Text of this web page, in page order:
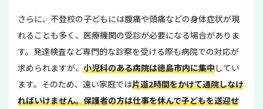
さらに、不登校の子どもには腹痛や頭痛などの身体症状が現
れることも多く、医療機関の受診が必要になる場合がありま
す。発達検査など専門的な診察を受ける際も病院での対応が
求められますが、 小児科のある病院は徳島市内に集中してい
ます。そのため、遠い家庭では片道2時間をかけて通院しなけ
ればいけません。保護者の方は仕事を休んで子どもを送迎せ